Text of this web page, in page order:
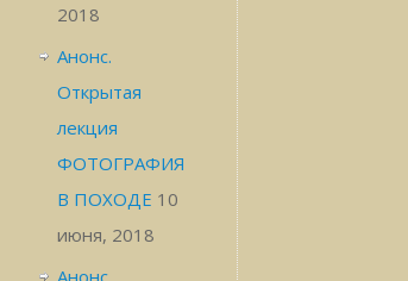
2018
Анонс.
Открытая
лекция
ФОТОГРАФИЯ
В ПОХОДЕ 10
июня, 2018
Анонс.